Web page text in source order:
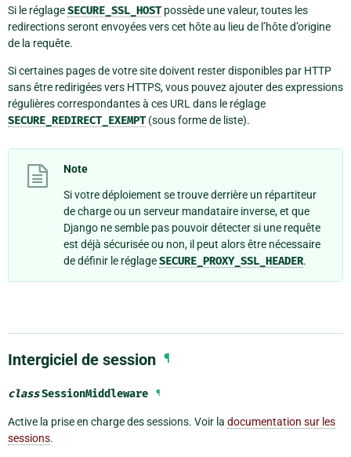
Si le réglageSECURE_SSL_HOST possède une valeur, toutes les
redirections seront envoyées vers cet hôte au lieu de l’hôte d’origine
de la requête.
Si certaines pages de votre site doivent rester disponibles par HTTP
sans être redirigées vers HTTPS, vous pouvez ajouter des expressions
régulières correspondantes à ces URL dans le réglage
SECURE_REDIRECT_EXEMPT (sous forme de liste).
Note
Si votre déploiement se trouve derrière un répartiteur
de charge ou un serveur mandataire inverse, et que
Django ne semble pas pouvoir détecter si une requête
est déjà sécurisée ou non, il peut alors être nécessaire
de définir le réglageSECURE_PROXY_SSL_HEADER.
Intergiciel de session ¶
classSessionMiddleware ¶
Active la prise en charge des sessions. Voir la documentation sur les
sessions.